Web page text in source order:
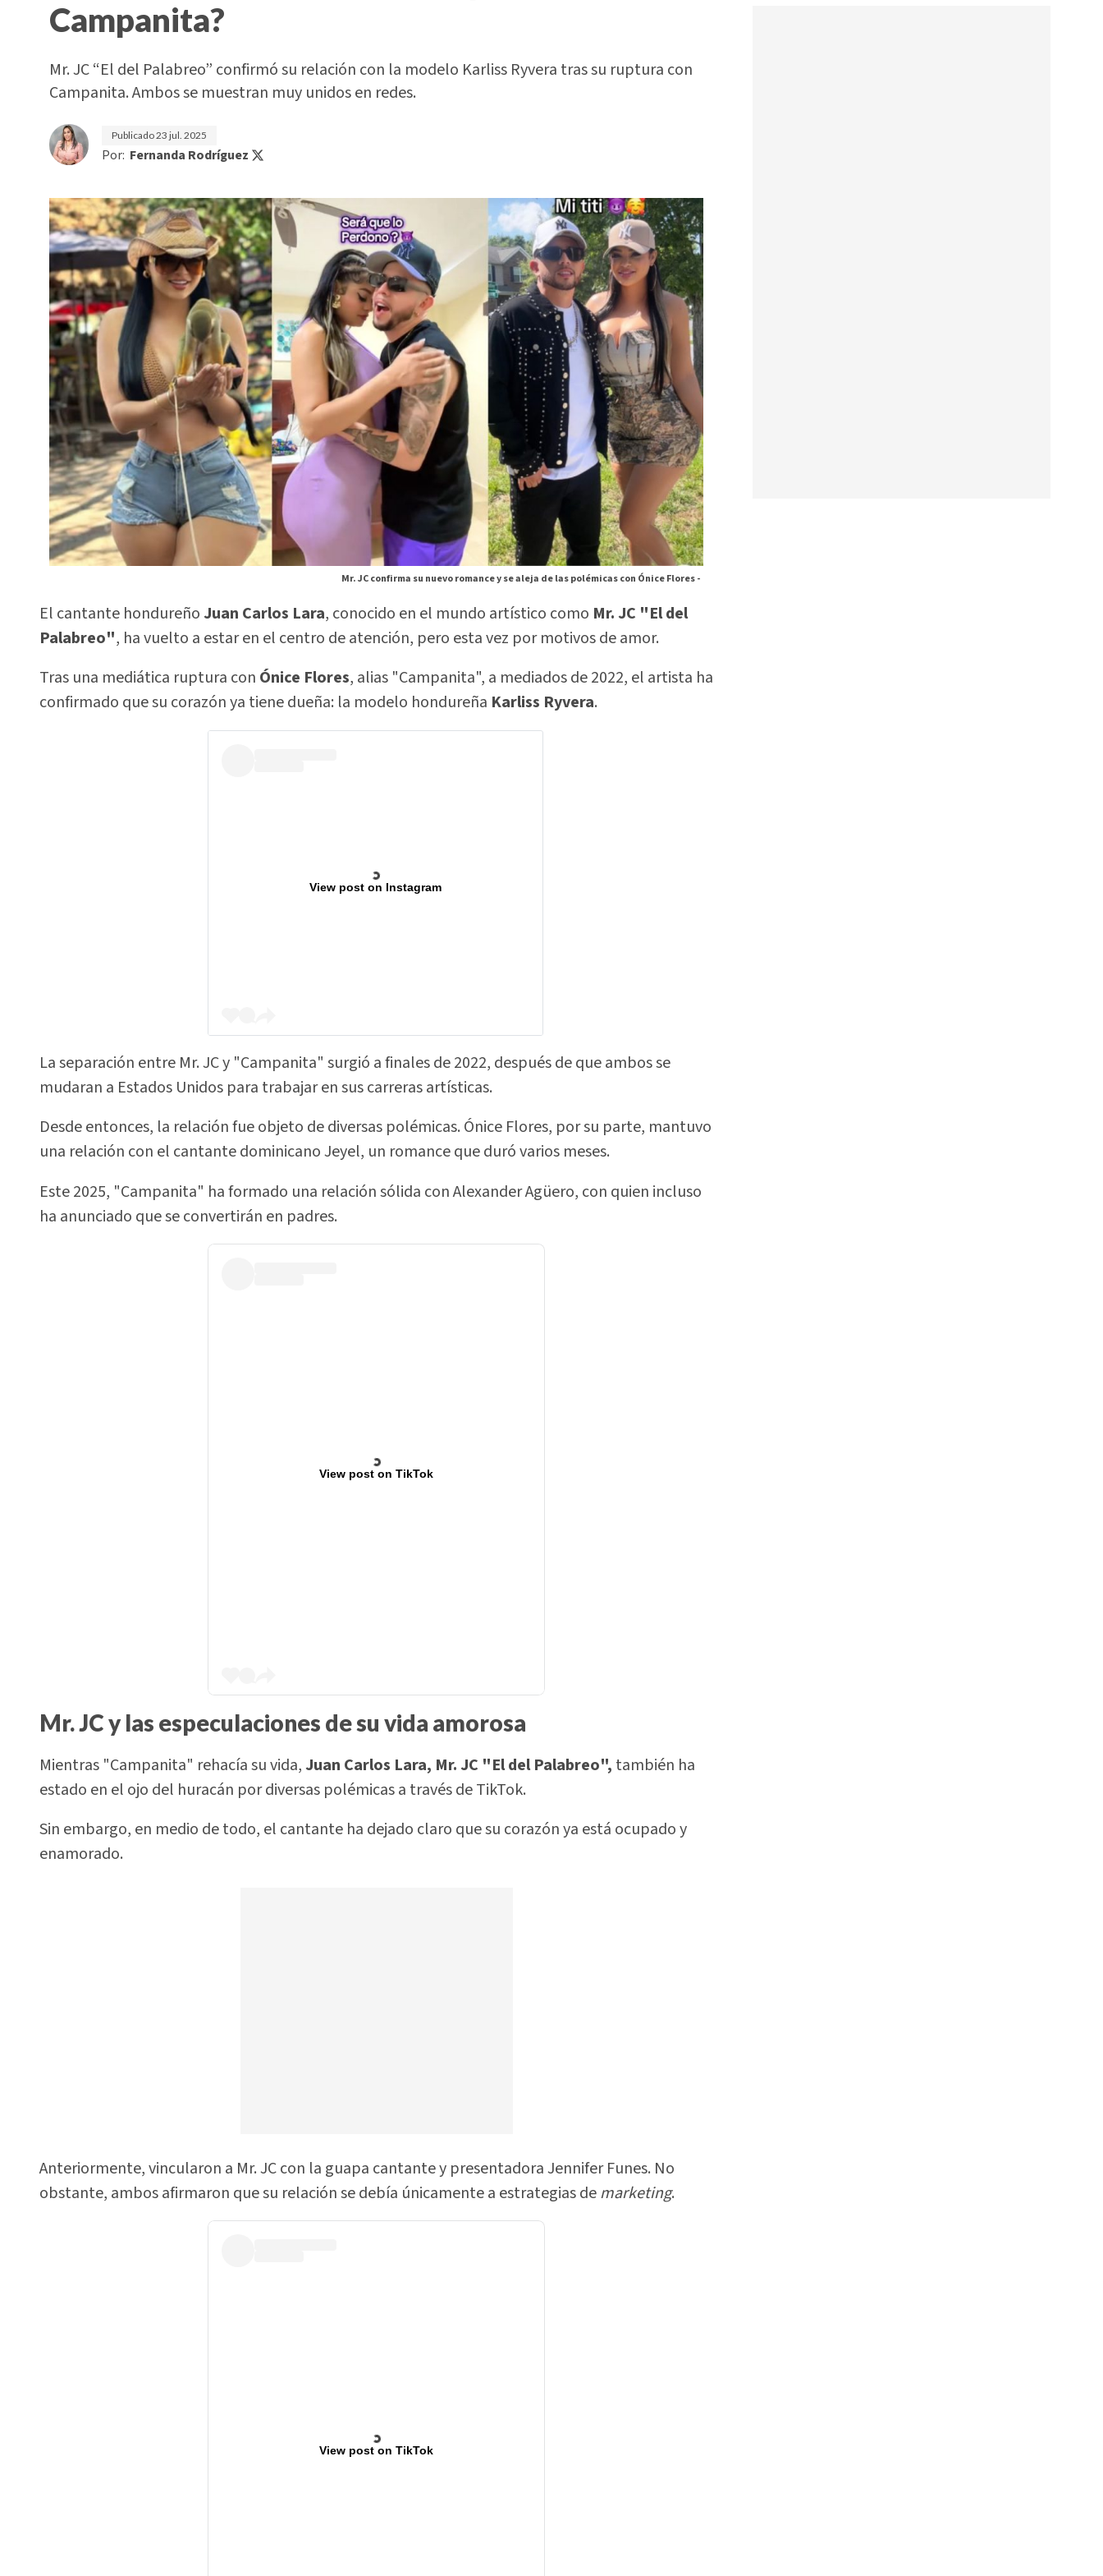
Campanita?
Mr. JC “El del Palabreo” confirmó su relación con la modelo Karliss Ryvera tras su ruptura con
Campanita. Ambos se muestran muy unidos en redes.
Publicado23 jul. 2025
Por: Fernanda Rodríguez
Mr. JC confirma su nuevo romance y se aleja de las polémicas con Ónice Flores -
El cantante hondureñoJuan Carlos Lara, conocido en el mundo artístico como Mr. JC "El del
Palabreo", ha vuelto a estar en el centro de atención, pero esta vez por motivos de amor.
Tras una mediática ruptura con Ónice Flores, alias "Campanita", a mediados de 2022, el artista ha
confirmado que su corazón ya tiene dueña: la modelo hondureña Karliss Ryvera.
View post on Instagram
La separación entre Mr. JC y "Campanita" surgió a finales de 2022, después de que ambos se
mudaran a Estados Unidos para trabajar en sus carreras artísticas.
Desde entonces, la relación fue objeto de diversas polémicas. Ónice Flores, por su parte, mantuvo
una relación con el cantante dominicano Jeyel, un romance que duró varios meses.
Este 2025, "Campanita" ha formado una relación sólida con Alexander Agüero, con quien incluso
ha anunciado que se convertirán en padres.
View post on TikTok
Mr. JC y las especulaciones de su vida amorosa
Mientras "Campanita" rehacía su vida,Juan Carlos Lara, Mr. JC "El del Palabreo", también ha
estado en el ojo del huracán por diversas polémicas a través de TikTok.
Sin embargo, en medio de todo, el cantante ha dejado claro que su corazón ya está ocupado y
enamorado.
Anteriormente, vincularon a Mr. JC con la guapa cantante y presentadora Jennifer Funes. No
obstante, ambos afirmaron que su relación se debía únicamente a estrategias demarketing.
View post on TikTok